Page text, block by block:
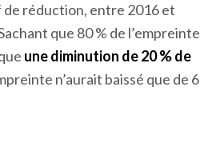
de réduction, entre 2016 et
que 80 % de l’empreinte
une diminution de 20 % de
n’aurait baissé que de 6